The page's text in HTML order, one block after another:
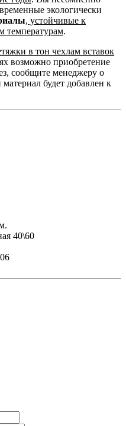
экологически
, устойчивые к
температурам.
в тон чехлам вставок
возможно приобретение
сообщите менеджеру о
будет добавлен к
40\60